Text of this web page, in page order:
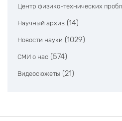
Центр физико-технических
Научный архив (14)
Новости науки (1029)
СМИ о нас (574)
Видеосюжеты (21)